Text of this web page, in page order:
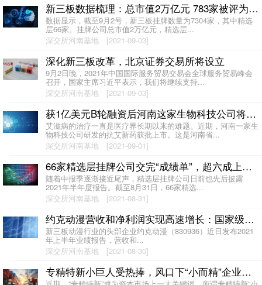
新三板数据梳理：总市值2万亿元 783家被评为专精特新“小巨人”
数据显示，截至9月2号，新三板挂牌数量为7304家，其中精选
层66家。挂牌公司总市值2万亿元，精选层...
深交所河南基地
[2021-09-03]
深化新三板改革，北京证券交易所将设立
9月2日晚，2021年中国国际服务贸易交易会全球服务贸易峰会
召开，国家主席习近平表示，我们将继续支持...
深交所河南基地
[2021-09-03]
获1亿美元B轮融资后河南这家生物科技公司将赴港IPO
艾滋病的治疗一直是医疗界长期以来的难题。近期，河南一家生
物科技公司研发的抗艾新药获批上市。这是河南省...
深交所河南基地
[2021-09-01]
66家精选层挂牌公司交完“成绩单”，超六成上半年营利双增
随着中报季逐渐接近尾声，精选层挂牌公司日前也先后披露
2021年半年度报告。截至8月31日，66家精选...
深交所河南基地
[2021-08-31]
约克动漫营收和净利润实现高速增长：国家级动漫企业 未来1-2年有望冲击精选层
新三板动漫行业的头部企业约克动漫（830936）近日发布2021
年上半年业绩报告，营收和...
深交所河南基地
[2021-08-30]
专精特新小巨人受热捧，风口下“小而精”企业迎新契机